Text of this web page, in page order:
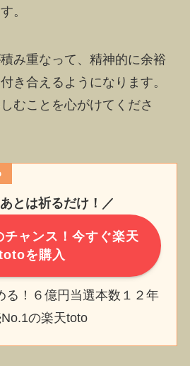
。
み重なって、精神的に余裕
き合えるようになります。
むことを心がけてくださ
とは祈るだけ！／
チャンス！今すぐ楽天
を購入
る！６億円当選本数１２年
の楽天toto